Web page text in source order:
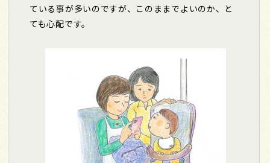
ている事が多いのですが、このままでよいのか、と
ても心配です。